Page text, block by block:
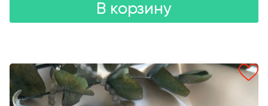
В корзину